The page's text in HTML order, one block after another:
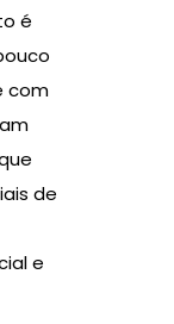
é
com
de
e